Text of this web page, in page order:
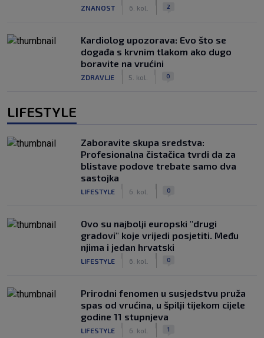
ZNANOST 6. kol. 2
Kardiolog upozorava: Evo što se
događa s krvnim tlakom ako dugo
boravite na vrućini
ZDRAVLJE 5. kol. 0
LIFESTYLE
Zaboravite skupa sredstva:
Profesionalna čistačica tvrdi da za
blistave podove trebate samo dva
sastojka
LIFESTYLE 6. kol. 0
Ovo su najbolji europski "drugi
gradovi" koje vrijedi posjetiti. Među
njima i jedan hrvatski
LIFESTYLE 6. kol. 0
Prirodni fenomen u susjedstvu pruža
spas od vrućina, u špilji tijekom cijele
godine 11 stupnjeva
LIFESTYLE 6. kol. 1